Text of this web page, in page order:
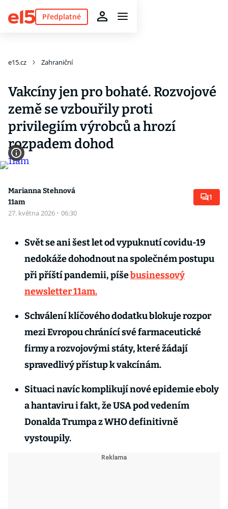
Předplatné
e15.cz Zahraniční
Vakcíny jen pro bohaté. Rozvojové
země se vzbouřily proti
privilegiím výrobců a hrozí
rozpadem dohod
Marianna Stehnová
11am
27. května 2026 · 06:30
1
Svět se ani šest let od vypuknutí covidu-19
nedokáže dohodnout na společném postupu
při příští pandemii, píšebusinessový
newsletter 11am.
Schválení klíčového dodatku blokuje rozpor
mezi Evropou chránící své farmaceutické
firmy a rozvojovými státy, které žádají
spravedlivý přístup k vakcínám.
Situaci navíc komplikují nové epidemie eboly
a hantaviru i fakt, že USA pod vedením
Donalda Trumpa z WHO definitivně
vystoupily.